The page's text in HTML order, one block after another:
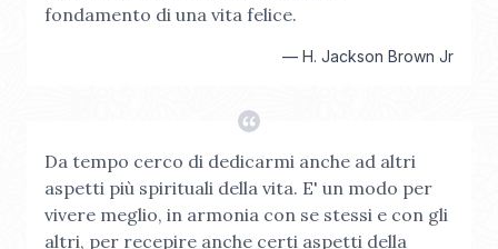
fondamento di una vita felice.
— H. Jackson Brown Jr
Da tempo cerco di dedicarmi anche ad altri
aspetti più spirituali della vita. E' un modo per
vivere meglio, in armonia con se stessi e con gli
altri, per recepire anche certi aspetti della